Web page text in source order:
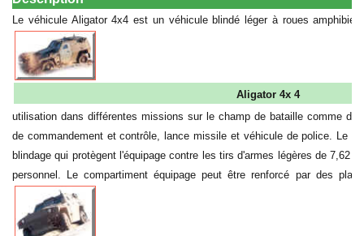
Le véhicule Aligator 4x4 est un véhicule blindé léger à roues amphibie.
Aligator 4x 4
utilisation dans différentes missions sur le champ de bataille comme
de commandement et contrôle, lance missile et véhicule de police. Le
blindage qui protègent l'équipage contre les tirs d'armes légères de 7,62
personnel.
Le compartiment équipage peut être renforcé par des